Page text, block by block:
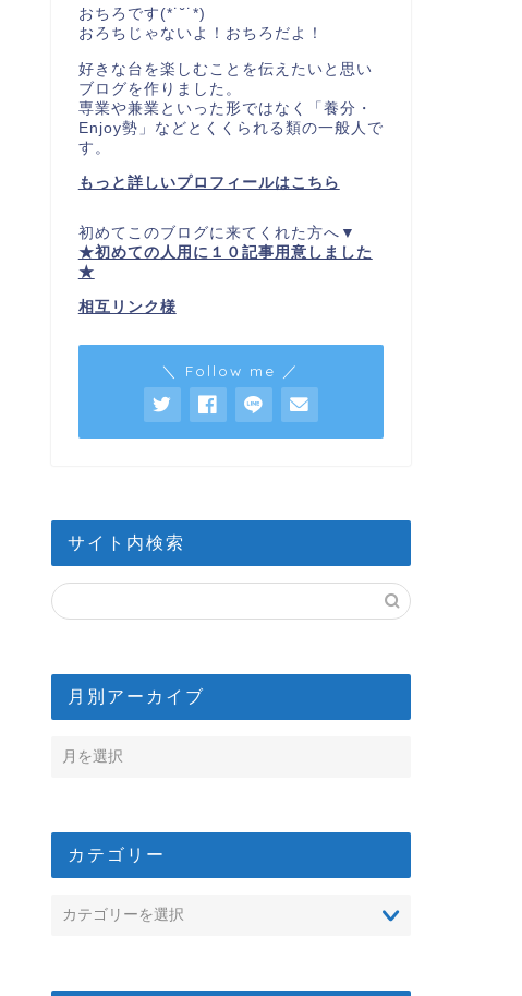
おちろです(*˙˘˙*)
おろちじゃないよ！おちろだよ！
好きな台を楽しむことを伝えたいと思い
ブログを作りました。
専業や兼業といった形ではなく「養分・
Enjoy勢」などとくくられる類の一般人で
す。
もっと詳しいプロフィールはこちら
初めてこのブログに来てくれた方へ▼
★初めての人用に１０記事用意しました
★
相互リンク様
＼ Follow me ／
サイト内検索
月別アーカイブ
カテゴリー